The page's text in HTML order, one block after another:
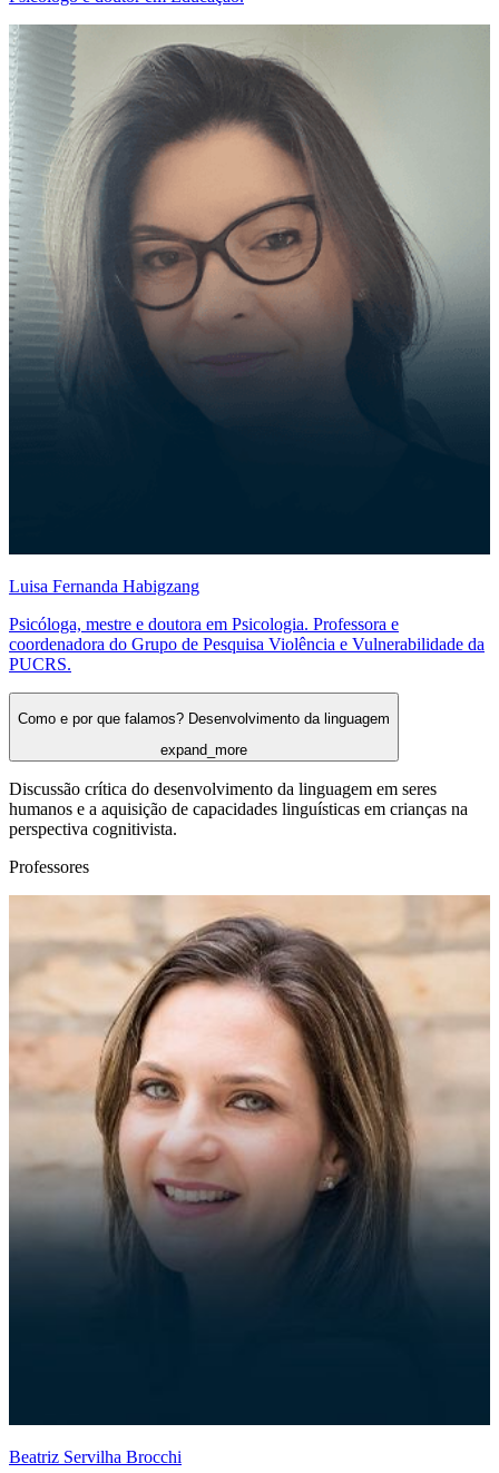
Luisa Fernanda Habigzang
Psicóloga, mestre e doutora em Psicologia. Professora e
coordenadora do Grupo de Pesquisa Violência e Vulnerabilidade da
PUCRS.
Como e por que falamos? Desenvolvimento da linguagem
expand_more
Discussão crítica do desenvolvimento da linguagem em seres
humanos e a aquisição de capacidades linguísticas em crianças na
perspectiva cognitivista.
Professores
Beatriz Servilha Brocchi